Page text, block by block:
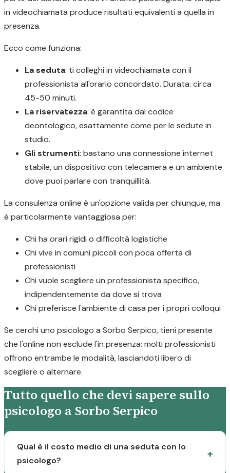
in videochiamata produce risultati equivalenti a quella in
presenza.
Ecco come funziona:
La seduta: ti colleghi in videochiamata con il
professionista all'orario concordato. Durata: circa
45-50 minuti.
La riservatezza: è garantita dal codice
deontologico, esattamente come per le sedute in
studio.
Gli strumenti: bastano una connessione internet
stabile, un dispositivo con telecamera e un ambiente
dove puoi parlare con tranquillità.
La consulenza online è un'opzione valida per chiunque, ma
è particolarmente vantaggiosa per:
Chi ha orari rigidi o difficoltà logistiche
Chi vive in comuni piccoli con poca offerta di
professionisti
Chi vuole scegliere un professionista specifico,
indipendentemente da dove si trova
Chi preferisce l'ambiente di casa per i propri colloqui
Se cerchi uno psicologo a Sorbo Serpico, tieni presente
che l'online non esclude l'in presenza: molti professionisti
offrono entrambe le modalità, lasciandoti libero di
scegliere o alternare.
Tutto quello che devi sapere sullo
psicologo a Sorbo Serpico
Qual è il costo medio di una seduta con lo
psicologo?